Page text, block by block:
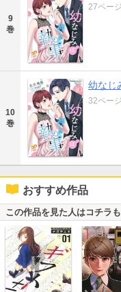
9
巻
27ページ
10
巻
幼なじ
32ページ
おすすめ作品
この作品を見た人はコチラ